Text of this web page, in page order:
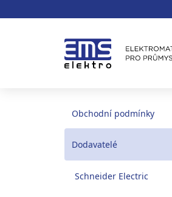
Obchodní podmínky
Dodavatelé
Schneider Electric